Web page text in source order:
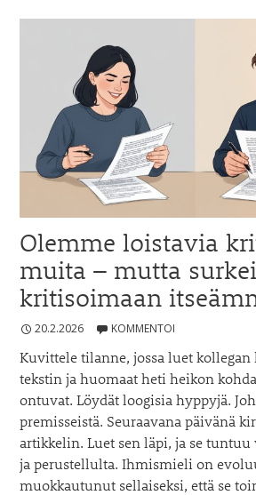
Olemme loistavia
muita – mutta
kritisoimaan
20.2.2026 KOMMENTOI
Kuvittele tilanne, jossa luet
tekstin ja huomaat heti heikon
ontuvat. Löydät loogisia hyppyjä.
premisseistä. Seuraavana päivänä
artikkelin. Luet sen läpi, ja se tuntuu
ja perustellulta. Ihmismieli on
muokkautunut sellaiseksi, että se